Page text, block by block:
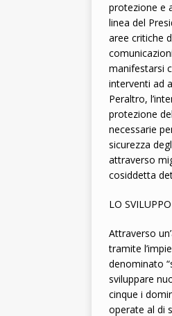
protezione e
linea del
aree critiche
manifestarsi
interventi ad
Peraltro,
protezione
necessarie
sicurezza
attraverso
cosiddetta
LO
Attraverso
tramite
denominato
sviluppare
cinque i
operate al di